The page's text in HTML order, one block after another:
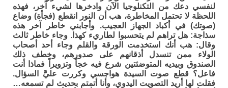
لنفسي دعك من التكنلوجيا الآن وادخرها لشيء آخر، فهذه
اللحظة لا تحتمل المخاطرة، هب أن النور انقطع (فجأة) وضاع
(صوتك) في أكباد الجهاز العجيب. وأجابني خاطر آخر هذه
سذاجة: هل تراهم لم يتحسبوا لطاريء كهذا. وجاء خاطر ثالث
وقال: هب أنك استخدمت الورقة والقلم وجاء أحد أصحاب
الولاء ممن تنسدل أذقانهم على صدورهم، وخطف ذلك
الصندوق وبيديه المتوضئتين شرع فيه خجاً وتزويراً فماذا أنت
فاعل؟ قطع صوت السيدة هواجسي وكررت عليَّ السؤال.
فقلت لها أريد التصويت اليدوي، وأنا أتمتم بحديث لم تسمعه…